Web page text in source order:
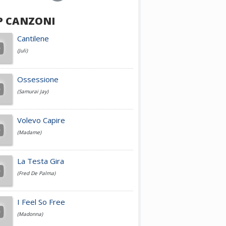
Achille Lauro
Cesare Cremonini
Jovanotti
Fedez
Simone Cristicchi
CANZONI
Cantilene
(Juli)
Ossessione
(Samurai Jay)
Volevo Capire
(Madame)
La Testa Gira
(Fred De Palma)
I Feel So Free
(Madonna)